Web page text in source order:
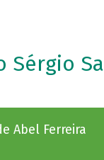
Sérgio
Abel Ferreira